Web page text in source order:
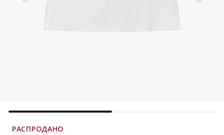
РАСПРОДАНО